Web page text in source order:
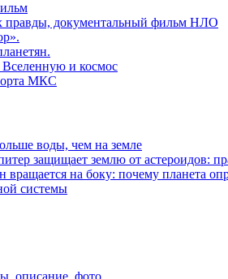
правды, документальный фильм НЛО
и космос
МКС
воды, чем на земле
защищает землю от астероидов:
вращается на боку: почему планета
системы
описание, фото